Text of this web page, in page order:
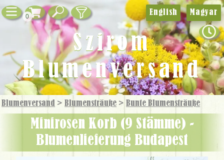
0
Blumenversand > Blumensträuße > Bunte Blumensträuße
Minirosen Korb (9 Stämme) -
Blumenlieferung Budapest
English Magyar
Szirom
Blumenversand